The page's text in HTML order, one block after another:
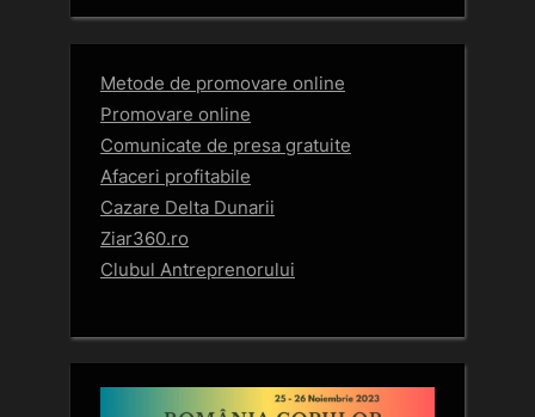
Metode de promovare online
Promovare online
Comunicate de presa gratuite
Afaceri profitabile
Cazare Delta Dunarii
Ziar360.ro
Clubul Antreprenorului